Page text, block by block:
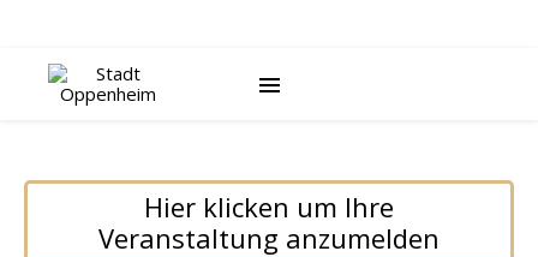
Hier klicken um Ihre
Veranstaltung anzumelden